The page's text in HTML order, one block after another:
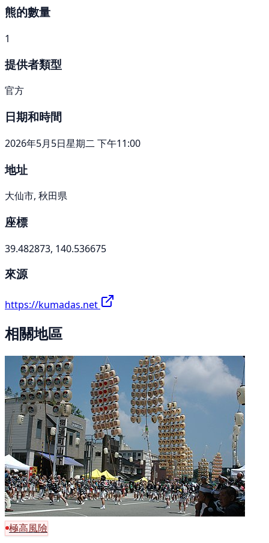
熊的數量
1
提供者類型
官方
日期和時間
2026年5月5日星期二 下午11:00
地址
大仙市, 秋田県
座標
39.482873, 140.536675
來源
https://kumadas.net
相關地區
極高風險